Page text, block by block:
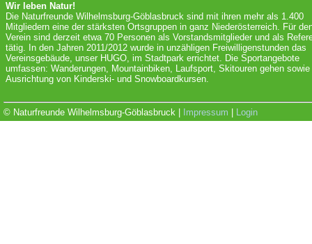
Wir leben Natur!
Die Naturfreunde Wilhelmsburg-Göblasbruck sind mit ihren mehr als 1.400
Mitgliedern eine der stärksten Ortsgruppen in ganz Niederösterreich. Für
Verein sind derzeit etwa 70 Personen als Vorstandsmitglieder und als
tätig. In den Jahren 2011/2012 wurde in unzähligen Freiwilligenstunden das
Vereinsgebäude, unser HUGO, im Stadtpark errichtet. Die Sportangebote
umfassen: Wanderungen, Mountainbiken, Laufsport, Skitouren gehen sowie
Ausrichtung von Kinderski- und Snowboardkursen.
© Naturfreunde Wilhelmsburg-Göblasbruck | Impressum Login